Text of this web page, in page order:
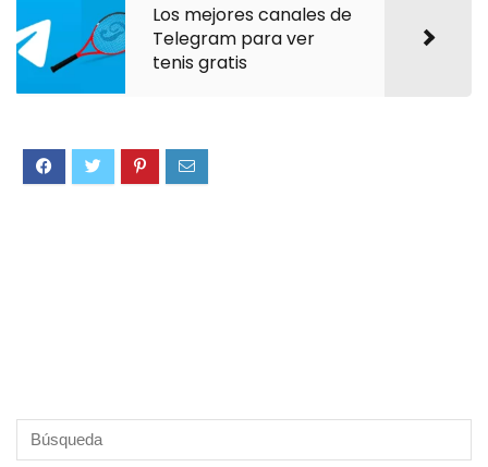
Los mejores canales de
Telegram para ver
tenis gratis